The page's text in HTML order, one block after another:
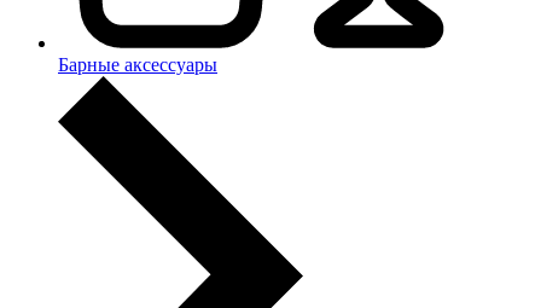
Барные аксессуары